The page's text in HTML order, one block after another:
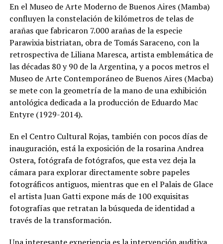
En el Museo de Arte Moderno de Buenos Aires (Mamba)
confluyen la constelación de kilómetros de telas de
arañas que fabricaron 7.000 arañas de la especie
Parawixia bistriatan, obra de Tomás Saraceno, con la
retrospectiva de Liliana Maresca, artista emblemática de
las décadas 80 y 90 de la Argentina, y a pocos metros el
Museo de Arte Contemporáneo de Buenos Aires (Macba)
se mete con la geometría de la mano de una exhibición
antológica dedicada a la producción de Eduardo Mac
Entyre (1929-2014).
En el Centro Cultural Rojas, también con pocos días de
inauguración, está la exposición de la rosarina Andrea
Ostera, fotógrafa de fotógrafos, que esta vez deja la
cámara para explorar directamente sobre papeles
fotográficos antiguos, mientras que en el Palais de Glace
el artista Juan Gatti expone más de 100 exquisitas
fotografías que retratan la búsqueda de identidad a
través de la transformación.